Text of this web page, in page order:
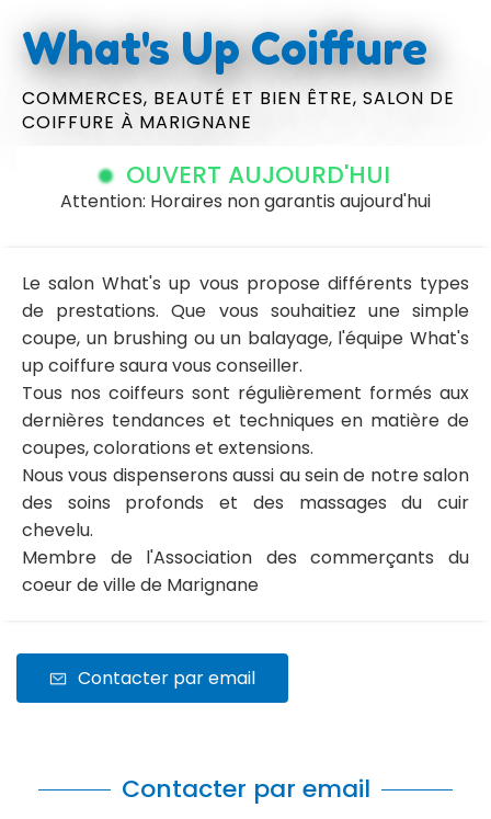
What's Up Coiffure
COMMERCES, BEAUTÉ ET BIEN ÊTRE, SALON DE
COIFFURE À MARIGNANE
OUVERT AUJOURD'HUI
Attention: Horaires non garantis aujourd'hui
Le salon What's up vous propose différents types
de prestations. Que vous souhaitiez une simple
coupe, un brushing ou un balayage, l'équipe What's
up coiffure saura vous conseiller.
Tous nos coiffeurs sont régulièrement formés aux
dernières tendances et techniques en matière de
coupes, colorations et extensions.
Nous vous dispenserons aussi au sein de notre salon
des soins profonds et des massages du cuir
chevelu.
Membre de l'Association des commerçants du
coeur de ville de Marignane
Contacter par email
Contacter par email